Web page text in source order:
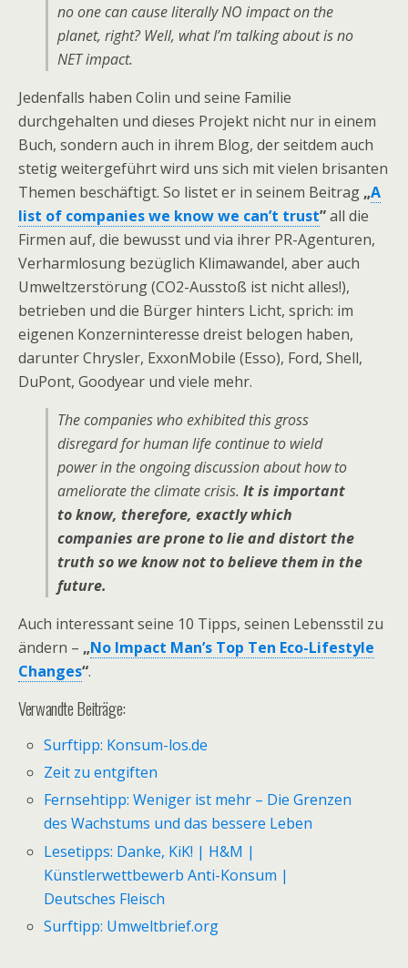
no one can cause literally NO impact on the
planet, right? Well, what I’m talking about is no
NET impact.
Jedenfalls haben Colin und seine Familie
durchgehalten und dieses Projekt nicht nur in einem
Buch, sondern auch in ihrem Blog, der seitdem auch
stetig weitergeführt wird uns sich mit vielen brisanten
Themen beschäftigt. So listet er in seinem Beitrag „A
list of companies we know we can’t trust”all die
Firmen auf, die bewusst und via ihrer PR-Agenturen,
Verharmlosung bezüglich Klimawandel, aber auch
Umweltzerstörung (CO2-Ausstoß ist nicht alles!),
betrieben und die Bürger hinters Licht, sprich: im
eigenen Konzerninteresse dreist belogen haben,
darunter Chrysler, ExxonMobile (Esso), Ford, Shell,
DuPont, Goodyear und viele mehr.
The companies who exhibited this gross
disregard for human life continue to wield
power in the ongoing discussion about how to
ameliorate the climate crisis. It is important
to know, therefore, exactly which
companies are prone to lie and distort the
truth so we know not to believe them in the
future.
Auch interessant seine 10 Tipps, seinen Lebensstil zu
ändern – „No Impact Man’s Top Ten Eco-Lifestyle
Changes“.
Verwandte Beiträge:
Surftipp: Konsum-los.de
Zeit zu entgiften
Fernsehtipp: Weniger ist mehr – Die Grenzen
des Wachstums und das bessere Leben
Lesetipps: Danke, KiK! | H&M |
Künstlerwettbewerb Anti-Konsum |
Deutsches Fleisch
Surftipp: Umweltbrief.org